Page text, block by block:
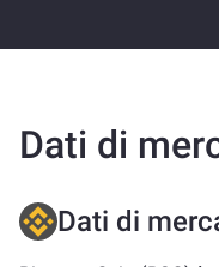
Dati di
Dati di